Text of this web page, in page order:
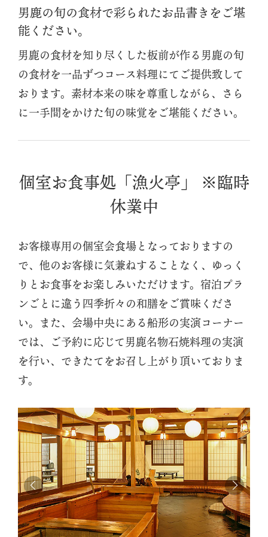
男鹿の旬の食材で彩られたお品書きをご堪
能ください。
男鹿の食材を知り尽くした板前が作る男鹿の旬
の食材を一品ずつコース料理にてご提供致して
おります。素材本来の味を尊重しながら、さら
に一手間をかけた旬の味覚をご堪能ください。
個室お食事処「漁火亭」 ※臨時
休業中
お客様専用の個室会食場となっておりますの
で、他のお客様に気兼ねすることなく、ゆっく
りとお食事をお楽しみいただけます。宿泊プラ
ンごとに違う四季折々の和膳をご賞味くださ
い。また、会場中央にある船形の実演コーナー
では、ご予約に応じて男鹿名物石焼料理の実演
を行い、できたてをお召し上がり頂いておりま
す。